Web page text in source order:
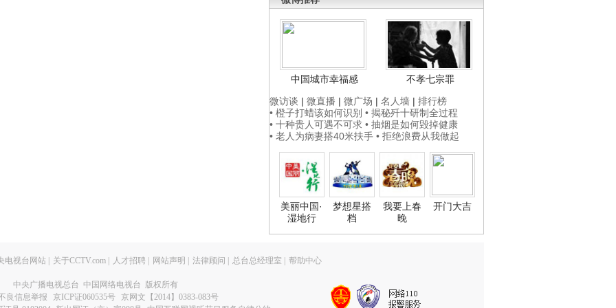
中国城市幸福感
不孝七宗罪
微访谈 | 微直播 | 微广场 | 名人墙 | 排行榜
• 橙子打蜡该如何识别 • 揭秘歼十研制全过程
• 十种贵人可遇不可求 • 抽烟是如何毁掉健康
• 老人为病妻搭40米扶手 • 拒绝浪费从我做起
美丽中国·
湿地行
梦想星搭
档
我要上春
晚
开门大吉
电视台网站 关于CCTV.com 人才招聘 网站声明 法律顾问 总台总经理室 帮助中心
中央广播电视总台 中国网络电视台 版权所有
良信息举报
京ICP证060535号
京网文【2014】0383-083号